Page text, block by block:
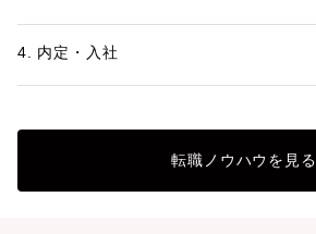
4. 内定・入社
転職ノウハウを見る